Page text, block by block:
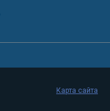
Карта сайта